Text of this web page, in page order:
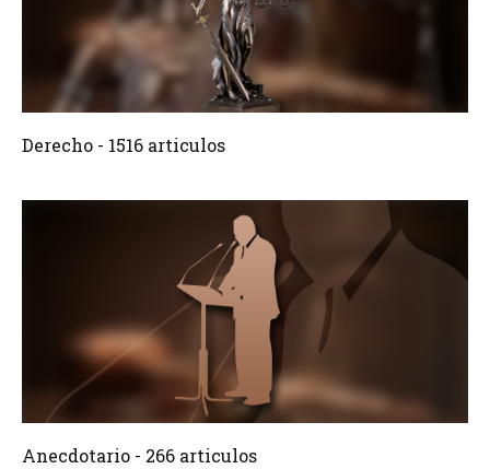
Crear 1516 Articulos
Derecho - 1516 articulos
Crear 266 Articulos
Anecdotario - 266 articulos